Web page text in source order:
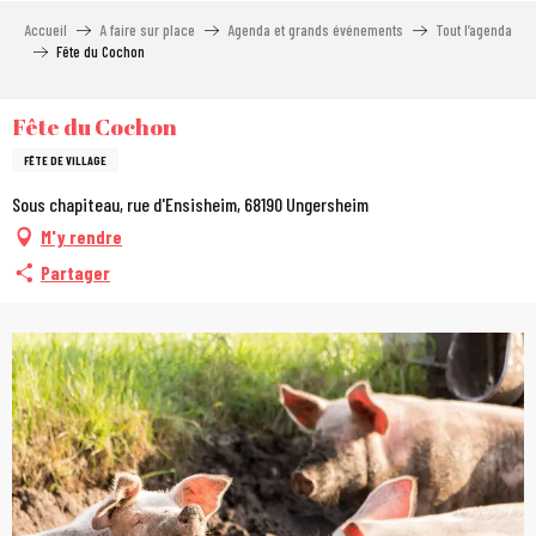
Accueil A faire sur place Agenda et grands événements
Tout l’agenda
Fête du Cochon
Fête du Cochon
FÊTE DE VILLAGE
Sous chapiteau, rue d'Ensisheim, 68190 Ungersheim
M'y rendre
Partager